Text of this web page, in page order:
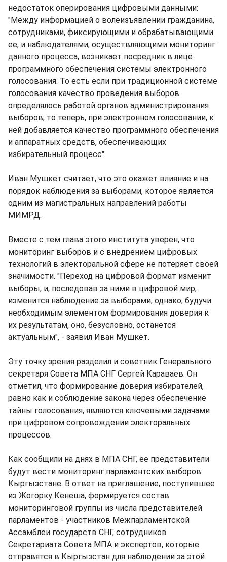
недостаток оперирования цифровыми данными:
"Между информацией о волеизъявлении гражданина,
сотрудниками, фиксирующими и обрабатывающими
ее, и наблюдателями, осуществляющими мониторинг
данного процесса, возникает посредник в лице
программного обеспечения системы электронного
голосования. То есть если при традиционной системе
голосования качество проведения выборов
определялось работой органов администрирования
выборов, то теперь, при электронном голосовании, к
ней добавляется качество программного обеспечения
и аппаратных средств, обеспечивающих
избирательный процесс".
Иван Мушкет считает, что это окажет влияние и на
порядок наблюдения за выборами, которое является
одним из магистральных направлений работы
МИМРД.
Вместе с тем глава этого института уверен, что
мониторинг выборов и с внедрением цифровых
технологий в электоральной сфере не потеряет своей
значимости. "Переход на цифровой формат изменит
выборы, и, последовав за ними в цифровой мир,
изменится наблюдение за выборами, однако, будучи
необходимым элементом формирования доверия к
их результатам, оно, безусловно, останется
актуальным", - заявил Иван Мушкет.
Эту точку зрения разделил и советник Генерального
секретаря Совета МПА СНГ Сергей Караваев. Он
отметил, что формирование доверия избирателей,
равно как и соблюдение закона через обеспечение
тайны голосования, являются ключевыми задачами
при цифровом сопровождении электоральных
процессов.
Как сообщили на днях в МПА СНГ, ее представители
будут вести мониторинг парламентских выборов
Кыргызстане. В ответ на приглашение, поступившее
из Жогорку Кенеша, формируется состав
мониторинговой группы из числа представителей
парламентов - участников Межпарламентской
Ассамблеи государств СНГ, сотрудников
Секретариата Совета МПА и экспертов, которые
отправятся в Кыргызстан для наблюдении за этой